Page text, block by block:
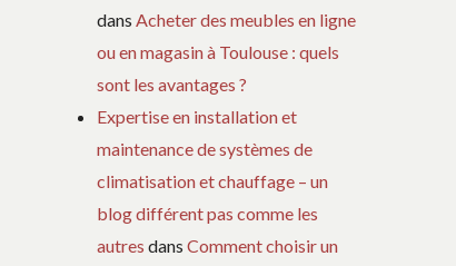
dansAcheter des meubles en ligne
ou en magasin à Toulouse : quels
sont les avantages ?
Expertise en installation et
maintenance de systèmes de
climatisation et chauffage – un
blog différent pas comme les
autres dansComment choisir un